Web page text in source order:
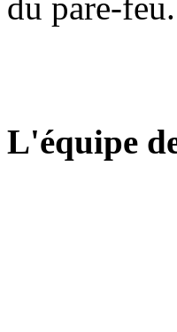
du pare-feu.
L'équipe